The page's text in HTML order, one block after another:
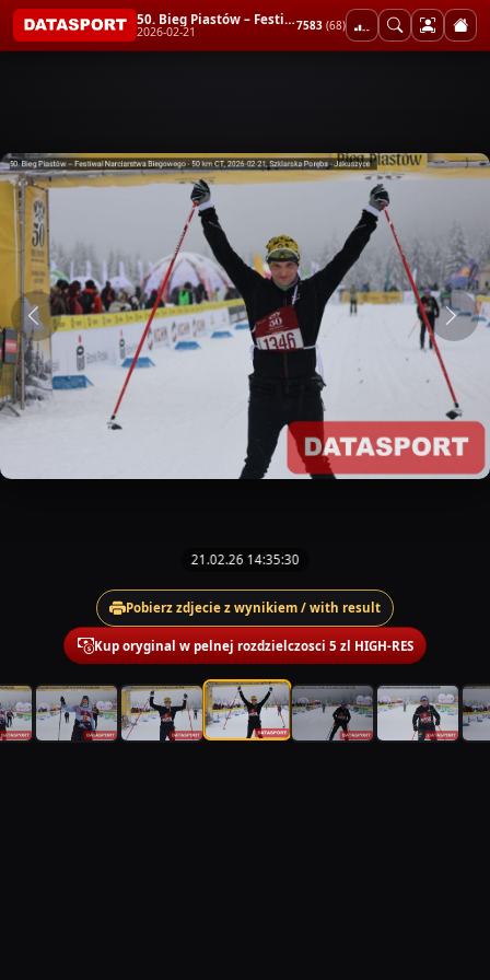
50. Bieg Piastów – Festiwal Narciarstwa Biegowego - 50 km CT
2026-02-21 7583 (68)
21.02.26 14:35:30
Pobierz zdjecie z wynikiem / with result
Kup oryginal w pelnej rozdzielczosci 5 zl HIGH-RES